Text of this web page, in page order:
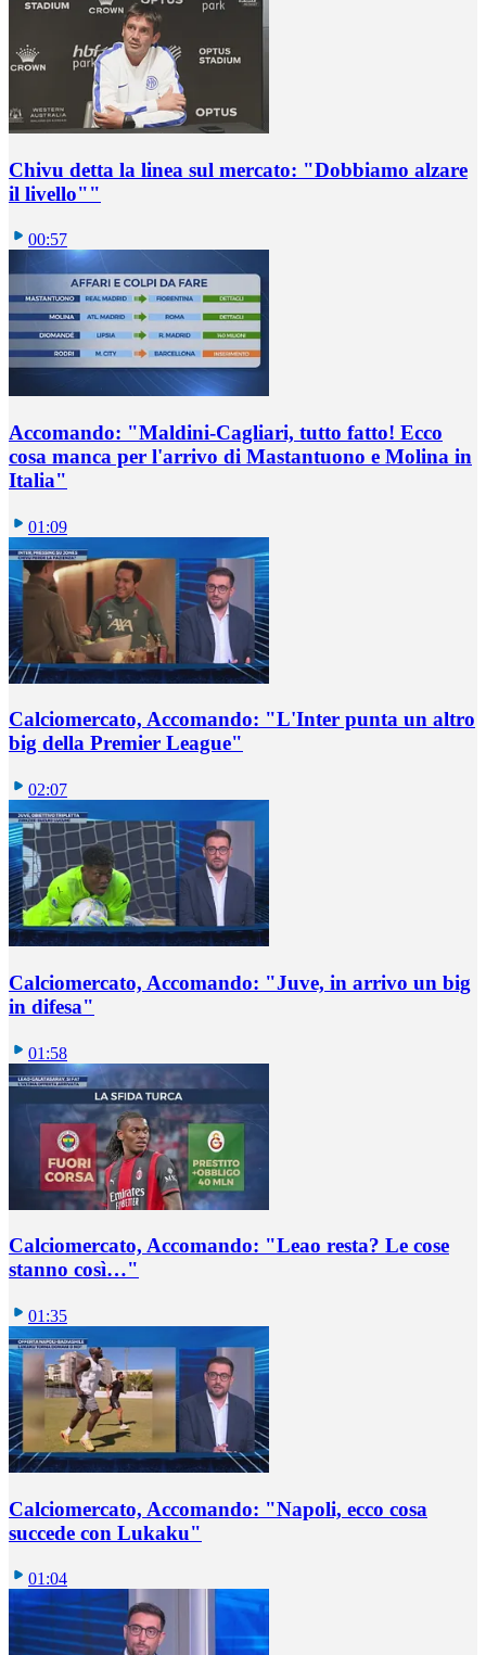
Chivu detta la linea sul mercato: "Dobbiamo alzare
il livello""
00:57
Accomando: "Maldini-Cagliari, tutto fatto! Ecco
cosa manca per l'arrivo di Mastantuono e Molina in
Italia"
01:09
Calciomercato, Accomando: "L'Inter punta un altro
big della Premier League"
02:07
Calciomercato, Accomando: "Juve, in arrivo un big
in difesa"
01:58
Calciomercato, Accomando: "Leao resta? Le cose
stanno così…"
01:35
Calciomercato, Accomando: "Napoli, ecco cosa
succede con Lukaku"
01:04